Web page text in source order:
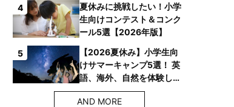
4
夏休みに挑戦したい！小学
生向けコンテスト＆コンク
ール5選【2026年版】
5
【2026夏休み】小学生向
けサマーキャンプ5選！ 英
語、海外、自然を体験しよ
う！
AND MORE